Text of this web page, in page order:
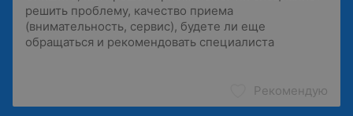
Рекомендую